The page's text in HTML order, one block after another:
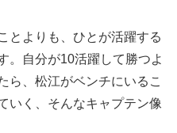
とよりも、ひとが活躍する
。自分が10活躍して勝つよ
ら、松江がベンチにいるこ
いく、そんなキャプテン像